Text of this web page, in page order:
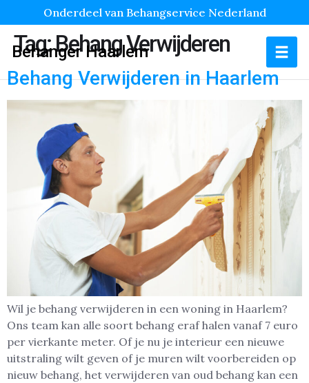
Onderdeel van Behangservice Nederland
Behanger Haarlem
Tag:Behang Verwijderen
Behang Verwijderen in Haarlem
Wil je behang verwijderen in een woning in Haarlem?
Ons team kan alle soort behang eraf halen vanaf 7 euro
per vierkante meter. Of je nu je interieur een nieuwe
uitstraling wilt geven of je muren wilt voorbereiden op
nieuw behang, het verwijderen van oud behang kan een